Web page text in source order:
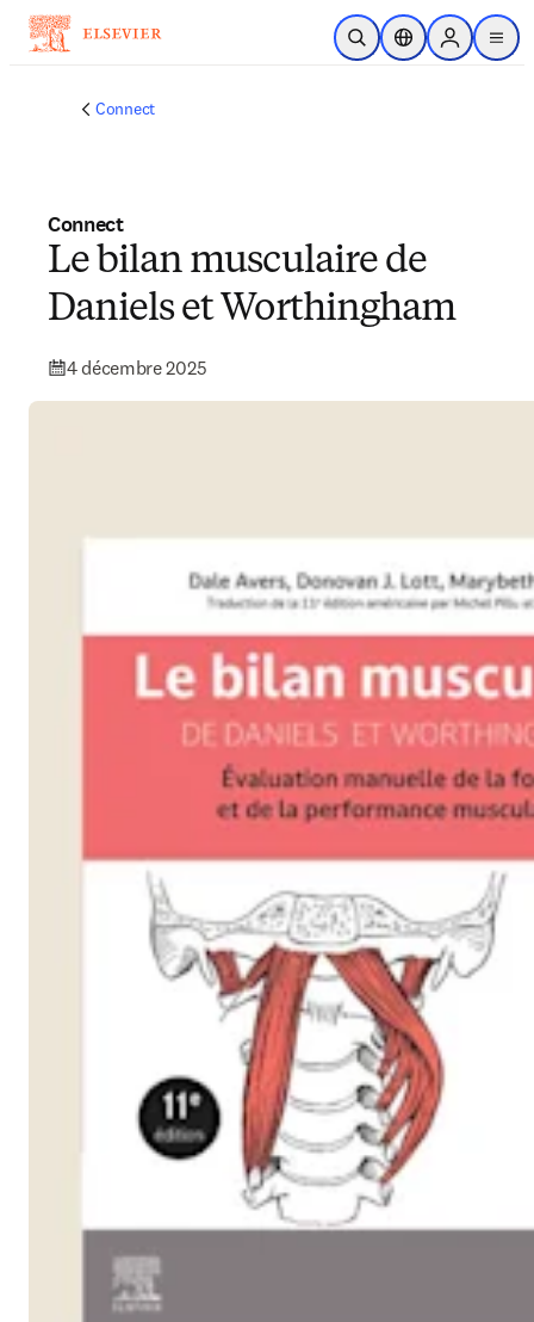
Passer au contenu principal
Ouvrir la recherche
Sélecteur de
Sign in to
menu
Connect
Connect
Le bilan musculaire de
Daniels et Worthingham
4 décembre 2025